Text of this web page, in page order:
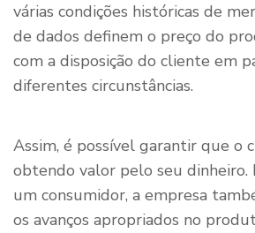
várias condições históricas de
de dados definem o preço do
com a disposição do cliente em
diferentes circunstâncias.
Assim, é possível garantir que o
obtendo valor pelo seu dinheiro.
um consumidor, a empresa
os avanços apropriados no